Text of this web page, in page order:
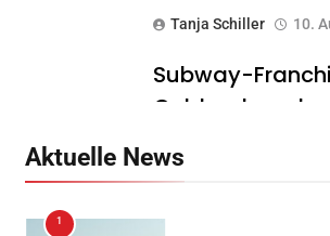
Tanja Schiller 10.
Subway-
Goldgrube oder
dem Einstieg
Aktuelle News
1